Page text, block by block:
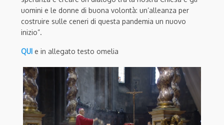
uomini e le donne di buona volontà: un’alleanza per
costruire sulle ceneri di questa pandemia un nuovo
inizio”.
QUI e in allegato testo omelia